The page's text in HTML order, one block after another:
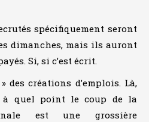
spécifiquement seront
dimanches, mais ils auront
Si, si c’est écrit.
des créations d’emplois. Là,
à quel point le coup de la
est une grossière